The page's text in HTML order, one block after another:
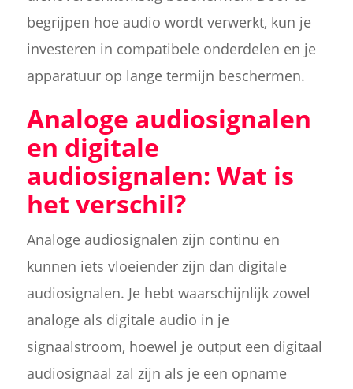
begrijpen hoe audio wordt verwerkt, kun je
investeren in compatibele onderdelen en je
apparatuur op lange termijn beschermen.
Analoge audiosignalen
en digitale
audiosignalen: Wat is
het verschil?
Analoge audiosignalen zijn continu en
kunnen iets vloeiender zijn dan digitale
audiosignalen. Je hebt waarschijnlijk zowel
analoge als digitale audio in je
signaalstroom, hoewel je output een digitaal
audiosignaal zal zijn als je een opname